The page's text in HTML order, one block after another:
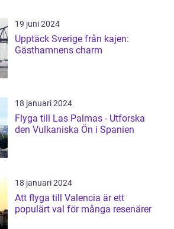
19 juni 2024
Upptäck Sverige från kajen:
Gästhamnens charm
18 januari 2024
Flyga till Las Palmas - Utforska
den Vulkaniska Ön i Spanien
18 januari 2024
Att flyga till Valencia är ett
populärt val för många resenärer